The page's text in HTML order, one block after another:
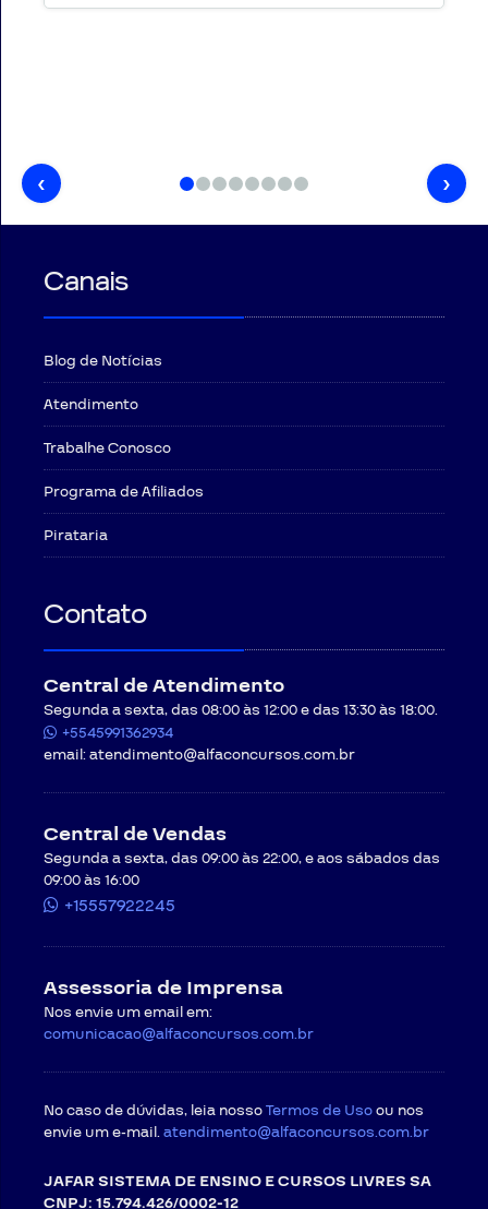
‹ ›
Canais
Blog de Notícias
Atendimento
Trabalhe Conosco
Programa de Afiliados
Pirataria
Contato
Central de Atendimento
Segunda a sexta, das 08:00 às 12:00 e das 13:30 às 18:00.
+5545991362934
email:atendimento@alfaconcursos.com.br
Central de Vendas
Segunda a sexta, das 09:00 às 22:00, e aos sábados das
09:00 às 16:00
+15557922245
Assessoria de Imprensa
Nos envie um email em:
comunicacao@alfaconcursos.com.br
No caso de dúvidas, leia nossoTermos de Usoou nos
envie um e-mail.atendimento@alfaconcursos.com.br
JAFAR SISTEMA DE ENSINO E CURSOS LIVRES SA
CNPJ: 15.794.426/0002-12